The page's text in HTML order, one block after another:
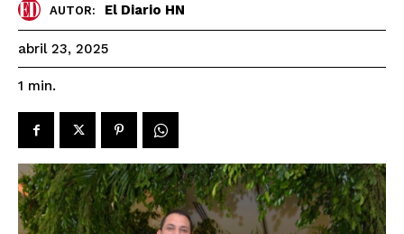
AUTOR: El Diario HN
abril 23, 2025
1 min.